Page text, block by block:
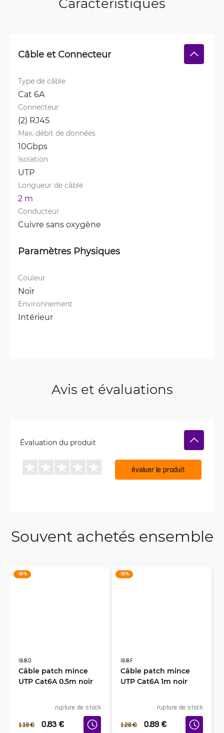
Câble et Connecteur
Type de câble
Cat 6A
Connecteur
(2) RJ45
Max. débit de données
10Gbps
Isolation
UTP
Longueur de câble
2 m
Conducteur
Cuivre sans oxygène
Paramètres Physiques
Couleur
Noir
Environnement
Intérieur
Avis et évaluations
Évaluation du produit
évaluer le produit
Souvent achetés ensemble
-30 %
IBIBD
Câble patch mince
UTP Cat6A 0.5m noir
rupture de stock
1.19 € 0.83 €
-30 %
IBIBF
Câble patch mince
UTP Cat6A 1m noir
rupture de stock
1.28 € 0.89 €